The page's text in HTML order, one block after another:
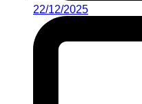
22/12/2025